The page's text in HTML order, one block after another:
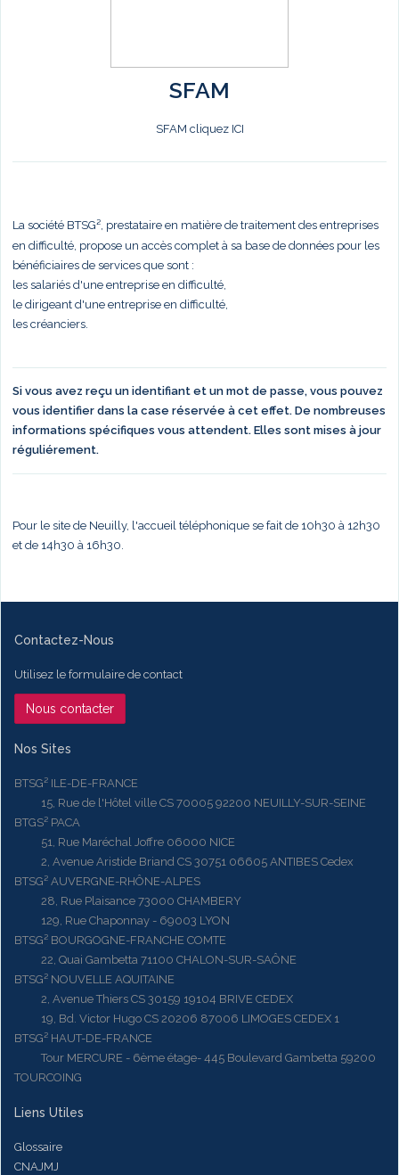
SFAM
SFAM cliquez ICI
La société BTSG², prestataire en matière de traitement des entreprises
en difficulté, propose un accès complet à sa base de données pour les
bénéficiaires de services que sont :
les salariés d'une entreprise en difficulté,
le dirigeant d'une entreprise en difficulté,
les créanciers.
Si vous avez reçu un identifiant et un mot de passe, vous pouvez
vous identifier dans la case réservée à cet effet. De nombreuses
informations spécifiques vous attendent. Elles sont mises à jour
réguliérement.
Pour le site de Neuilly, l'accueil téléphonique se fait de 10h30 à 12h30
et de 14h30 à 16h30.
Contactez-Nous
Utilisez le formulaire de contact
Nous contacter
Nos Sites
BTSG² ILE-DE-FRANCE
15, Rue de l'Hôtel ville CS 70005 92200 NEUILLY-SUR-SEINE
BTGS² PACA
51, Rue Maréchal Joffre 06000 NICE
2, Avenue Aristide Briand CS 30751 06605 ANTIBES Cedex
BTSG² AUVERGNE-RHÔNE-ALPES
28, Rue Plaisance 73000 CHAMBERY
129, Rue Chaponnay - 69003 LYON
BTSG² BOURGOGNE-FRANCHE COMTE
22, Quai Gambetta 71100 CHALON-SUR-SAÔNE
BTSG² NOUVELLE AQUITAINE
2, Avenue Thiers CS 30159 19104 BRIVE CEDEX
19, Bd. Victor Hugo CS 20206 87006 LIMOGES CEDEX 1
BTSG² HAUT-DE-FRANCE
Tour MERCURE - 6ème étage- 445 Boulevard Gambetta 59200
TOURCOING
Liens Utiles
Glossaire
CNAJMJ